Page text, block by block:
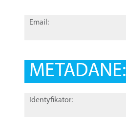
Email:
METADANE:
Identyfikator: